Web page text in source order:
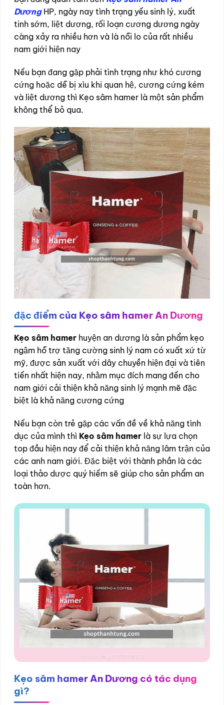
DươngHP, ngày nay tình trạng yếu sinh lý, xuất
tinh sớm, liệt dương, rối loạn cương dương ngày
càng xảy ra nhiều hơn và là nỗi lo của rất nhiều
nam giới hiện nay
Nếu bạn đang gặp phải tình trạng như khó cương
cứng hoặc dễ bị xìu khi quan hệ, cương cứng kém
và liệt dương thì Kẹo sâm hamer là một sản phẩm
không thể bỏ qua.
đặc điểm của Kẹo sâm hamer An Dương
Kẹo sâm hamer huyện an dương là sản phẩm kẹo
ngậm hỗ trợ tăng cường sinh lý nam có xuất xứ từ
mỹ, được sản xuất với dây chuyền hiện đại và tiên
tiến nhất hiện nay, nhằm mục đích mang đến cho
nam giới cải thiện khả năng sinh lý mạnh mẽ đặc
biệt là khả năng cương cứng
Nếu bạn còn trẻ gặp các vấn đề về khả năng tình
dục của mình thì Kẹo sâm hamer là sự lựa chọn
top đầu hiện nay để cải thiện khả năng lâm trận của
các anh nam giới. Đặc biệt với thành phần là các
loại thảo dược quý hiếm sẽ giúp cho sản phẩm an
toàn hơn.
Kẹo sâm hamer An Dương có tác dụng
gì?